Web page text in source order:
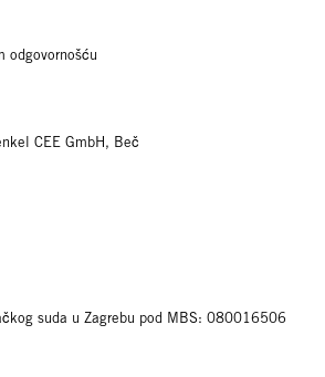
odgovornošću
CEE GmbH, Beč
suda u Zagrebu pod MBS: 080016506